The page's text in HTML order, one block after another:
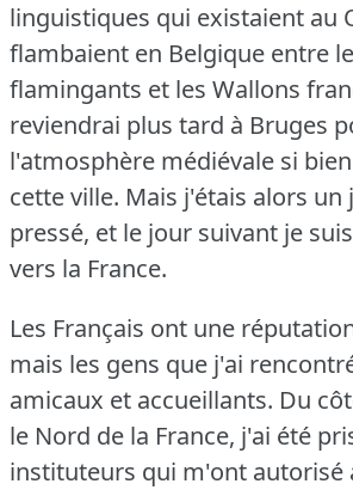
linguistiques qui existaient au
flambaient en Belgique entre
flamingants et les Wallons
reviendrai plus tard à Bruges
l'atmosphère médiévale si
cette ville. Mais j'étais alors
pressé, et le jour suivant je
vers la France.
Les Français ont une
mais les gens que j'ai
amicaux et accueillants. Du
le Nord de la France, j'ai été
instituteurs qui m'ont autorisé